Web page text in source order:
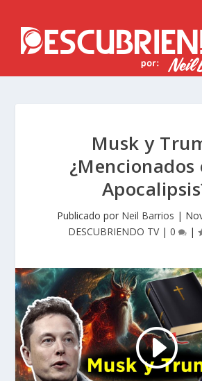
Musk y
¿Mencionados
Publicado por Neil Barrios |
DESCUBRIENDO TV| 0 |